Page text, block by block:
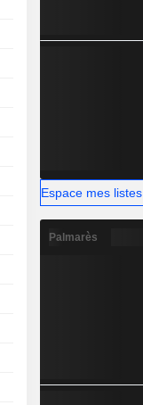
Espace mes listes
Palmarès